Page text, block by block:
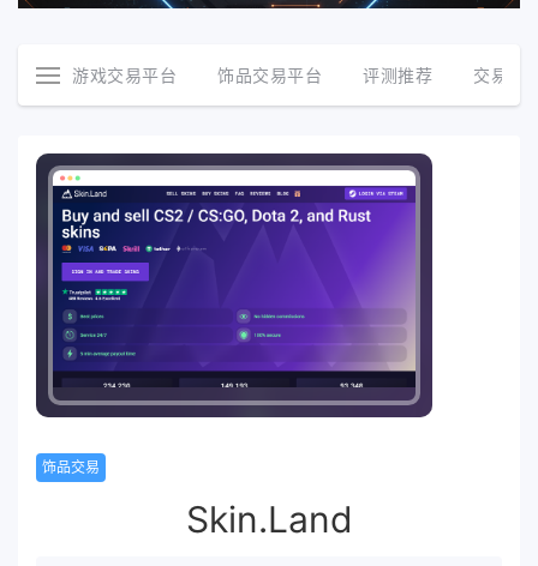
游戏交易平台 饰品交易平台 评测推荐 交易资
饰品交易
Skin.Land